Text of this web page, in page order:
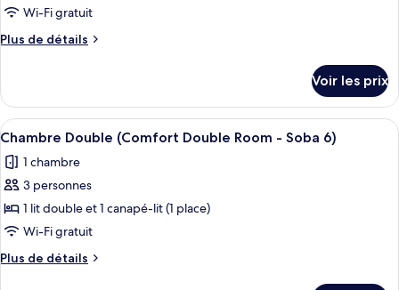
type
chambre :
(Premium
Double
Room
-
Soba
2)
Wi-Fi gratuit
Plus de détails
Plus
le
type
de
Chambre
Double
Double
Room
Soba
Voir les prix
Afficher
toutes
les
photos
pour
ce
type
de
Une chambre à coucher avec un lit,
4
Chambre Double (Comfort Double Room - Soba 6)
1 chambre
3 personnes
1 lit double et 1 canapé-lit (1 place)
Wi-Fi gratuit
Plus de détails
Plus